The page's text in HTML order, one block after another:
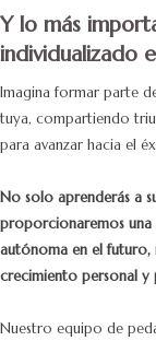
Y lo más
individualizado
Imagina formar parte
tuya, compartiendo
para avanzar hacia el
No solo aprenderás a
proporcionaremos
autónoma en el
crecimiento personal y
Nuestro equipo de